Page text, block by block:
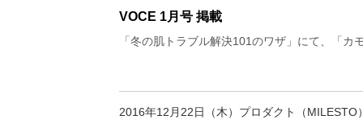
VOCE 1月号 掲載
「冬の肌トラブル解決101のワザ」にて、「カ
2016年12月22日（木）プロダクト（MILESTO）